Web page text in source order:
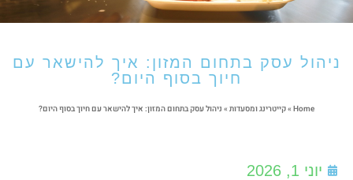
ניהול עסק בתחום המזון: איך להישאר עם
חיוך בסוף היום?
Home
»קייטרינג ומסעדות » ניהול עסק בתחום המזון: איך להישאר עם חיוך בסוף היום?
יוני 1, 2026